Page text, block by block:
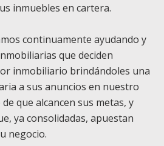
inmuebles en cartera.
continuamente ayudando y
que deciden
inmobiliario brindándoles una
a sus anuncios en nuestro
que alcancen sus metas, y
ya consolidadas, apuestan
negocio.